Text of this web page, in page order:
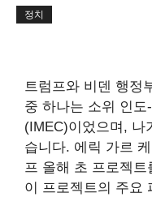
정치
트럼프와 비덴 행정
중 하나는 소위 인
(IMEC)이었으며, 나
습니다. 에릭 가르 케
프 올해 초 프로젝
이 프로젝트의 주요